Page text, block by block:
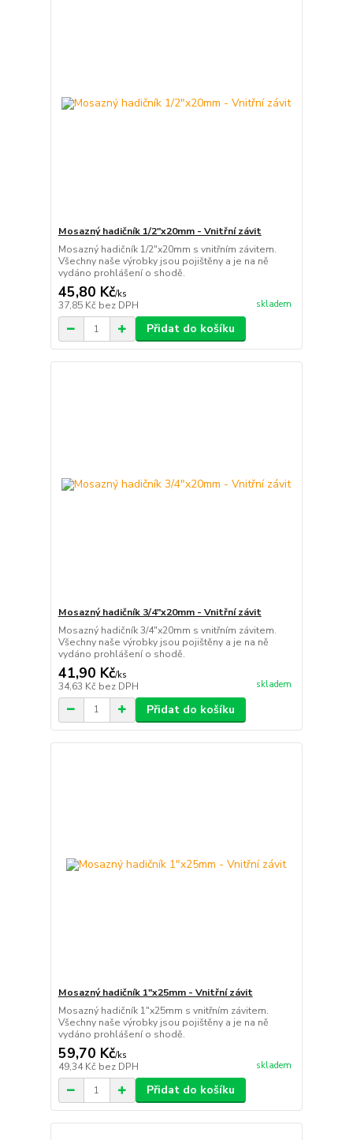
Mosazný hadičník 1/2"x20mm - Vnitřní závit
Mosazný hadičník 1/2"x20mm s vnitřním závitem.
Všechny naše výrobky jsou pojištěny a je na ně
vydáno prohlášení o shodě.
45,80 Kč/ks
37,85 Kč bez DPH skladem
Přidat do košíku
Mosazný hadičník 3/4"x20mm - Vnitřní závit
Mosazný hadičník 3/4"x20mm s vnitřním závitem.
Všechny naše výrobky jsou pojištěny a je na ně
vydáno prohlášení o shodě.
41,90 Kč/ks
34,63 Kč bez DPH skladem
Přidat do košíku
Mosazný hadičník 1"x25mm - Vnitřní závit
Mosazný hadičník 1"x25mm s vnitřním závitem.
Všechny naše výrobky jsou pojištěny a je na ně
vydáno prohlášení o shodě.
59,70 Kč/ks
49,34 Kč bez DPH skladem
Přidat do košíku